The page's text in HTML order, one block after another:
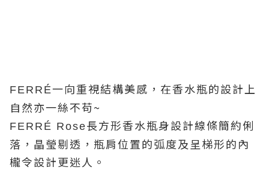
FERRÉ一向重視結構美感，在香水瓶的設計上
自然亦一絲不苟~
FERRÉ Rose長方形香水瓶身設計線條簡約俐
落，晶瑩剔透， 瓶肩位置的弧度及呈梯形的內
櫳令設計更迷人。